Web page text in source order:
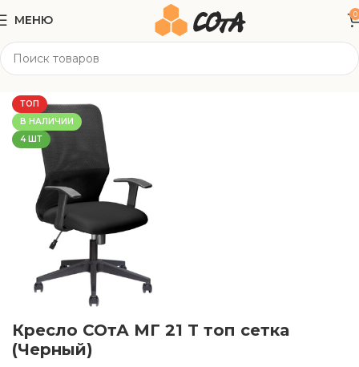
МЕНЮ 0
Офисная мебель
ТОП
В НАЛИЧИИ
4 ШТ
Кресло СОтА МГ 21 T топ сетка
(Черный)